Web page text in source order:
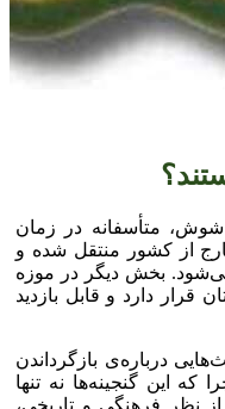
متأسفانه در زمان
از کشور منتقل شده و
بخش دیگر در موزه
دارد و قابل بازدید
درباره‌ی بازگرداندن
که این گنجینه‌ها نه تنها
از نظر فرهنگی و تاریخی،